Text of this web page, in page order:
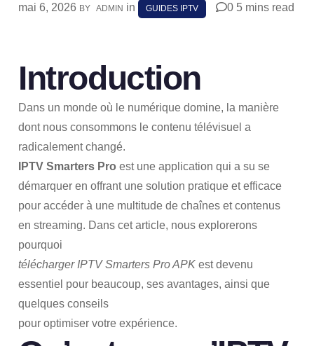
mai 6, 2026 BY ADMIN in GUIDES IPTV 0 5 mins read
Introduction
Dans un monde où le numérique domine, la manière
dont nous consommons le contenu télévisuel a
radicalement changé.
IPTV Smarters Pro est une application qui a su se
démarquer en offrant une solution pratique et efficace
pour accéder à une multitude de chaînes et contenus
en streaming. Dans cet article, nous explorerons
pourquoi
télécharger IPTV Smarters Pro APK est devenu
essentiel pour beaucoup, ses avantages, ainsi que
quelques conseils
pour optimiser votre expérience.